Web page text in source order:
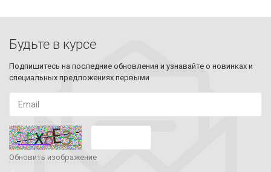
Будьте в курсе
Подпишитесь на последние обновления и узнавайте о новинках и
специальных предложениях первыми
Обновить изображение